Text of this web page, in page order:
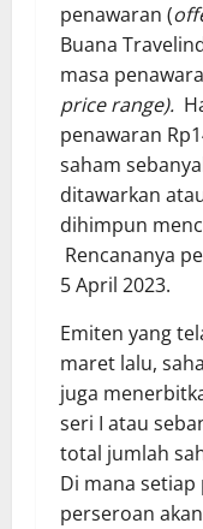
penawaran (
Buana
masa
price range).
penawaran
saham
ditawarkan
dihimpun
Rencananya
5 April 2023.
Emiten yang
maret lalu,
juga
seri I atau
total jumlah
Di mana
perseroan